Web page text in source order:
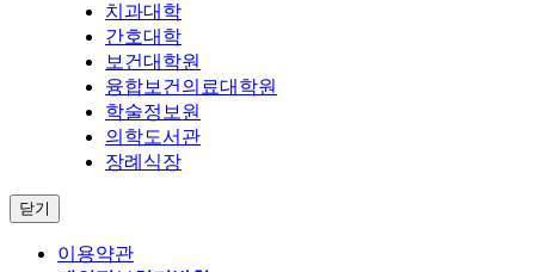
치과대학
간호대학
보건대학원
융합보건의료대학원
학술정보원
의학도서관
장례식장
닫기
이용약관